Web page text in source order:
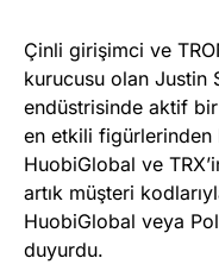
Çinli girişimci ve
kurucusu olan Justin
endüstrisinde aktif
en etkili figürlerinden
HuobiGlobal ve
artık müşteri
HuobiGlobal veya
duyurdu.